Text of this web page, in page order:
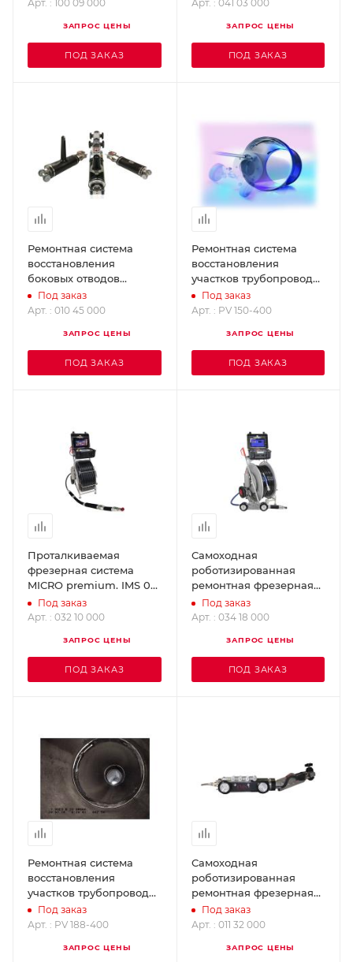
Арт. : 100 09 000
ЗАПРОС ЦЕНЫ
ПОД ЗАКАЗ
Арт. : 041 03 000
ЗАПРОС ЦЕНЫ
ПОД ЗАКАЗ
Ремонтная система
восстановления
боковых отводов
MULTISAN. IMS 010 45
000
Под заказ
Арт. : 010 45 000
ЗАПРОС ЦЕНЫ
ПОД ЗАКАЗ
Ремонтная система
восстановления
участков трубопроводов
Quick-Lock IMS PV 150-
400
Под заказ
Арт. : PV 150-400
ЗАПРОС ЦЕНЫ
ПОД ЗАКАЗ
Проталкиваемая
фрезерная система
MICRO premium. IMS 032
10 000
Под заказ
Арт. : 032 10 000
ЗАПРОС ЦЕНЫ
ПОД ЗАКАЗ
Самоходная
роботизированная
ремонтная фрезерная
система DRIVE plus. IMS
034 18 000
Под заказ
Арт. : 034 18 000
ЗАПРОС ЦЕНЫ
ПОД ЗАКАЗ
Ремонтная система
восстановления
участков трубопроводов
Quick-Lock BIG IMS PV
188-400
Под заказ
Арт. : PV 188-400
ЗАПРОС ЦЕНЫ
Самоходная
роботизированная
ремонтная фрезерная
система TURBO 4.0. IMS
011 32 000
Под заказ
Арт. : 011 32 000
ЗАПРОС ЦЕНЫ